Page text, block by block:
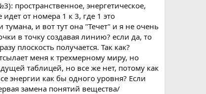
пространственное, энергетическое,
от номера 1 к 3, где 1 это
и вот тут она "Течет" и я не очень
в точку создавая линию? если да, то
плоскость получается. Так как?
меня к трехмерному миру, но
таблицей, но все же нет, потому как
энергии как бы одного уровня? Если
замена понятий вещества/